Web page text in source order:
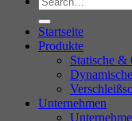
Startseite
Produkte
Statische &
Unternehmen